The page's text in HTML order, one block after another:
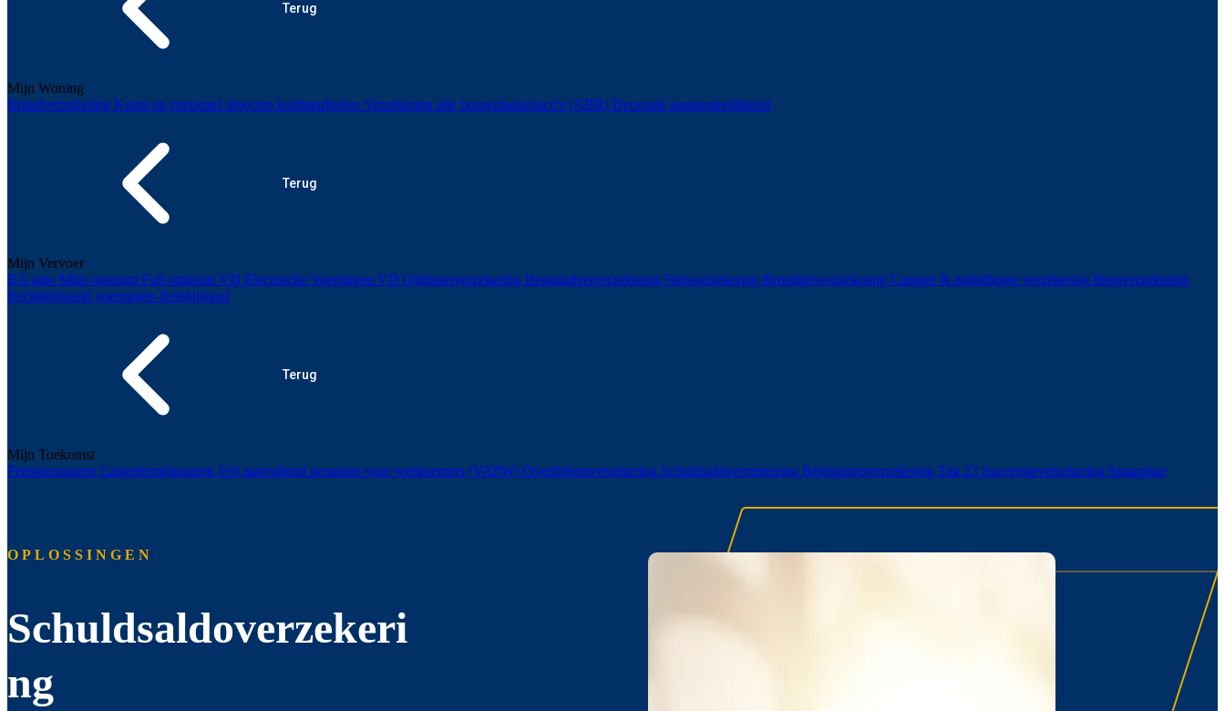
Terug
Mijn Woning
Brandverzekering Kunst en verzamel objecten kostbaarheden Verzekering alle bouwplaatsrisico's (ABR) Decenale aansprakelijkheid
Terug
Mijn Vervoer
BA auto Mini omnium Full omnium VD Electrische Voertuigen VD Oldtimerverzekering Bestuurdersverzekering Fietsverzekering Bromfietsverzekering Camper & mobilhome verzekering Bootverzekering
Rechtsbijstand voertuigen Reisbijstand
Terug
Mijn Toekomst
Pensioensparen Langetermijnsparen Vrij aanvullend pensioen voor werknemers (VAPW) Overlijdensverzekering Schuldsaldoverzekering Beleggingsverzekering Tak 23 Successieverzekering Spaarplan
OPLOSSINGEN
Schuldsaldoverzekeri
ng